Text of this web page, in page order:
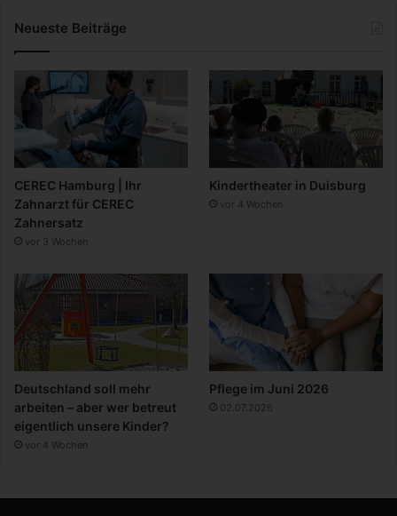
Neueste Beiträge
CEREC Hamburg | Ihr
Zahnarzt für CEREC
Zahnersatz
vor 3 Wochen
Kindertheater in Duisburg
vor 4 Wochen
Deutschland soll mehr
arbeiten – aber wer betreut
eigentlich unsere Kinder?
vor 4 Wochen
Pflege im Juni 2026
02.07.2026